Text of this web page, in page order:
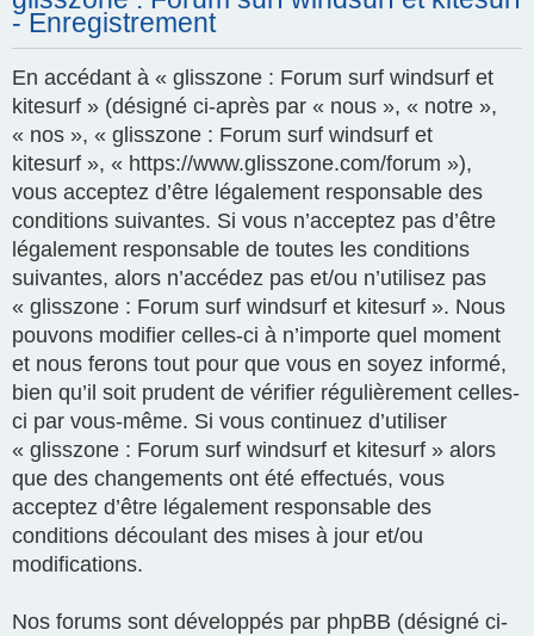
- Enregistrement
En accédant à « glisszone : Forum surf windsurf et
kitesurf » (désigné ci-après par « nous », « notre »,
« nos », « glisszone : Forum surf windsurf et
kitesurf », « https://www.glisszone.com/forum »),
vous acceptez d’être légalement responsable des
conditions suivantes. Si vous n’acceptez pas d’être
légalement responsable de toutes les conditions
suivantes, alors n’accédez pas et/ou n’utilisez pas
« glisszone : Forum surf windsurf et kitesurf ». Nous
pouvons modifier celles-ci à n’importe quel moment
et nous ferons tout pour que vous en soyez informé,
bien qu’il soit prudent de vérifier régulièrement celles-
ci par vous-même. Si vous continuez d’utiliser
« glisszone : Forum surf windsurf et kitesurf » alors
que des changements ont été effectués, vous
acceptez d’être légalement responsable des
conditions découlant des mises à jour et/ou
modifications.
Nos forums sont développés par phpBB (désigné ci-